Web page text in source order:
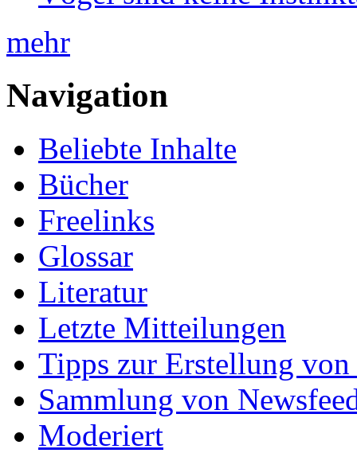
mehr
Navigation
Beliebte Inhalte
Bücher
Freelinks
Glossar
Literatur
Letzte Mitteilungen
Tipps zur Erstellung
Sammlung von
Moderiert